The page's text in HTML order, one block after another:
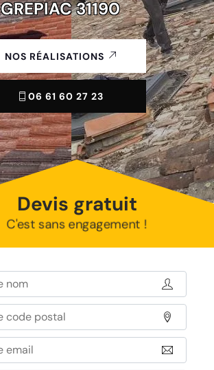
GREPIAC 31190
NOS RÉALISATIONS
06 61 60 27 23
Devis gratuit
C'est sans engagement !